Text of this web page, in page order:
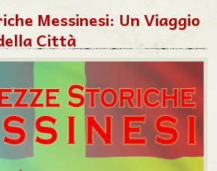
Messinesi: Un Viaggio
Città